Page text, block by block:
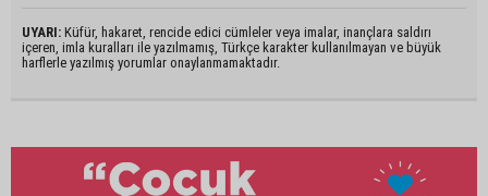
UYARI: Küfür, hakaret, rencide edici cümleler veya imalar, inançlara saldırı
içeren, imla kuralları ile yazılmamış, Türkçe karakter kullanılmayan ve büyük
harflerle yazılmış yorumlar onaylanmamaktadır.